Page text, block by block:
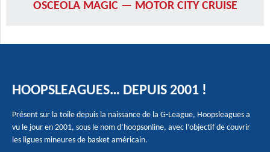
OSCEOLA MAGIC — MOTOR CITY CRUISE
HOOPSLEAGUES… DEPUIS 2001 !
Présent sur la toile depuis la naissance de la G-League, Hoopsleagues a
vu le jour en 2001, sous le nom d’hoopsonline, avec l’objectif de couvrir
les ligues mineures de basket américain.